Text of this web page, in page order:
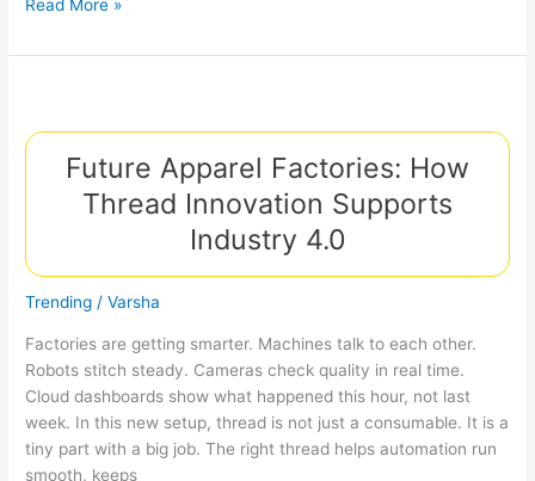
Failure
–
Common
Solutions
Read More »
Future Apparel Factories: How
Thread Innovation Supports
Industry 4.0
Trending /Varsha
Factories are getting smarter. Machines talk to each other.
Robots stitch steady. Cameras check quality in real time.
Cloud dashboards show what happened this hour, not last
week. In this new setup, thread is not just a consumable. It is a
tiny part with a big job. The right thread helps automation run
smooth, keeps